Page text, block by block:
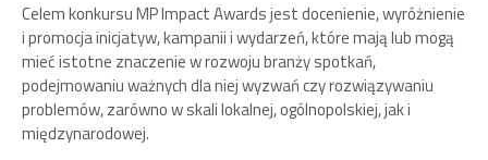
Celem konkursu MP Impact Awards jest docenienie, wyróżnienie
i promocja inicjatyw, kampanii i wydarzeń, które mają lub mogą
mieć istotne znaczenie w rozwoju branży spotkań,
podejmowaniu ważnych dla niej wyzwań czy rozwiązywaniu
problemów, zarówno w skali lokalnej, ogólnopolskiej, jak i
międzynarodowej.